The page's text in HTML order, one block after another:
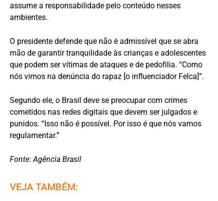
assume a responsabilidade pelo conteúdo nesses
ambientes.
O presidente defende que não é admissível que se abra
mão de garantir tranquilidade às crianças e adolescentes
que podem ser vítimas de ataques e de pedofilia. “Como
nós vimos na denúncia do rapaz [o influenciador Felca]”.
Segundo ele, o Brasil deve se preocupar com crimes
cometidos nas redes digitais que devem ser julgados e
punidos. “Isso não é possível. Por isso é que nós vamos
regulamentar.”
Fonte: Agência Brasil
VEJA TAMBÉM: